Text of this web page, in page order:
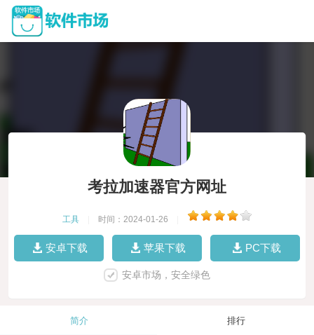
考拉加速器官方网址
工具 时间：2024-01-26
安卓下载 苹果下载 PC下载
安卓市场，安全绿色
简介 排行